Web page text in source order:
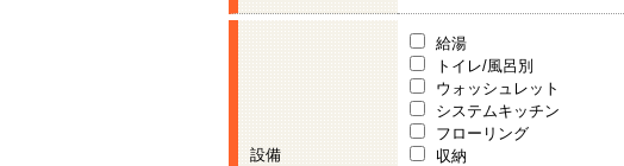
設備
給湯
トイレ/風呂別
ウォッシュレット
システムキッチン
フローリング
収納